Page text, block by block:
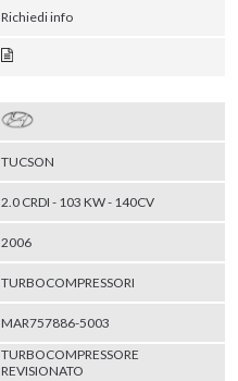
Richiedi info
TUCSON
2.0 CRDI - 103 KW - 140CV
2006
TURBOCOMPRESSORI
MAR757886-5003
TURBOCOMPRESSORE
REVISIONATO